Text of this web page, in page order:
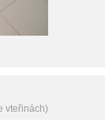
vteřinách)